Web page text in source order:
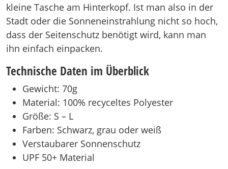
kleine Tasche am Hinterkopf. Ist man also in der
Stadt oder die Sonneneinstrahlung nicht so hoch,
dass der Seitenschutz benötigt wird, kann man
ihn einfach einpacken.
Technische Daten im Überblick
Gewicht: 70g
Material: 100% recyceltes Polyester
Größe: S – L
Farben: Schwarz, grau oder weiß
Verstaubarer Sonnenschutz
UPF 50+ Material